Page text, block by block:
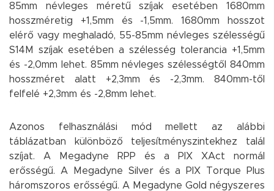
85mm névleges méretű szíjak esetében 1680mm
hosszméretig +1,5mm és -1,5mm. 1680mm hosszot
elérő vagy meghaladó, 55-85mm névleges szélességű
S14M szíjak esetében a szélesség tolerancia +1,5mm
és -2,0mm lehet. 85mm névleges szélességtől 840mm
hosszméret alatt +2,3mm és -2,3mm. 840mm-től
felfelé +2,3mm és -2,8mm lehet.
Azonos felhasználási mód mellett az alábbi
táblázatban különböző teljesítményszintekhez talál
szíjat. A Megadyne RPP és a PIX XAct normál
erősségű. A Megadyne Silver és a PIX Torque Plus
háromszoros erősségű. A Megadyne Gold négyszeres